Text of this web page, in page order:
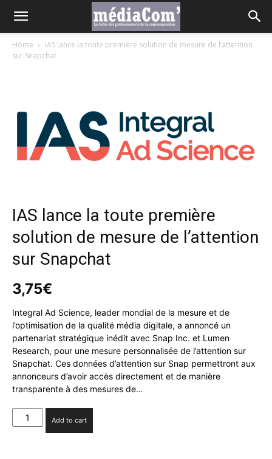
Home
IAS lance la toute première solution de mesure de l’attention
sur Snapchat
IAS lance la toute première
solution de mesure de l’attention
sur Snapchat
3,75€
Integral Ad Science, leader mondial de la mesure et de
l’optimisation de la qualité média digitale, a annoncé un
partenariat stratégique inédit avec Snap Inc. et Lumen
Research, pour une mesure personnalisée de l’attention sur
Snapchat. Ces données d’attention sur Snap permettront aux
annonceurs d’avoir accès directement et de manière
transparente à des mesures de…
lance
Add to cart